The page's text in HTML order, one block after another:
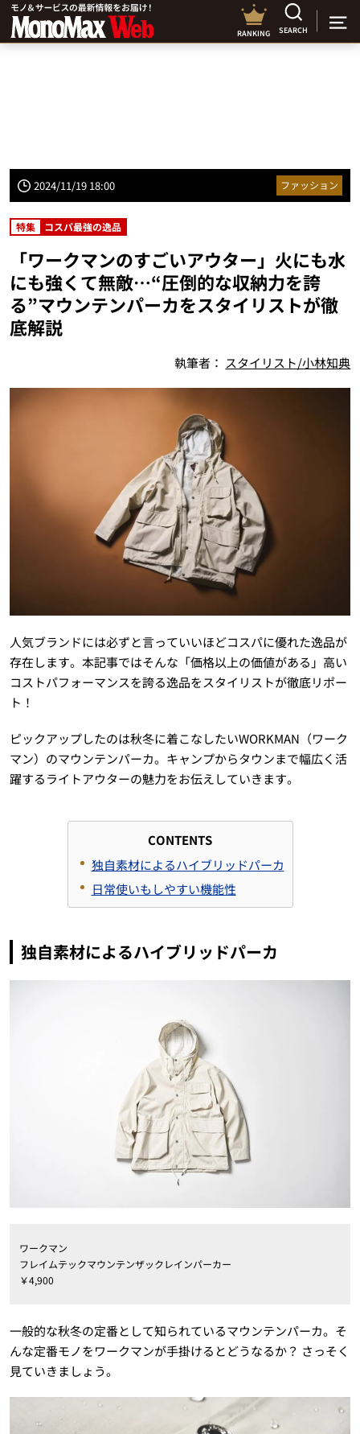
RANKING SEARCH
2024/11/19 18:00 ファッション
特集 コスパ最強の逸品
「ワークマンのすごいアウター」火にも水
にも強くて無敵…“圧倒的な収納力を誇
る”マウンテンパーカをスタイリストが徹
底解説
執筆者： スタイリスト/小林知典
人気ブランドには必ずと言っていいほどコスパに優れた逸品が
存在します。本記事ではそんな「価格以上の価値がある」高い
コストパフォーマンスを誇る逸品をスタイリストが徹底リポー
ト！
ピックアップしたのは秋冬に着こなしたいWORKMAN（ワーク
マン）のマウンテンパーカ。キャンプからタウンまで幅広く活
躍するライトアウターの魅力をお伝えしていきます。
CONTENTS
独自素材によるハイブリッドパーカ
日常使いもしやすい機能性
独自素材によるハイブリッドパーカ
ワークマン
フレイムテックマウンテンザックレインパーカー
￥4,900
一般的な秋冬の定番として知られているマウンテンパーカ。そ
んな定番モノをワークマンが手掛けるとどうなるか？ さっそく
見ていきましょう。